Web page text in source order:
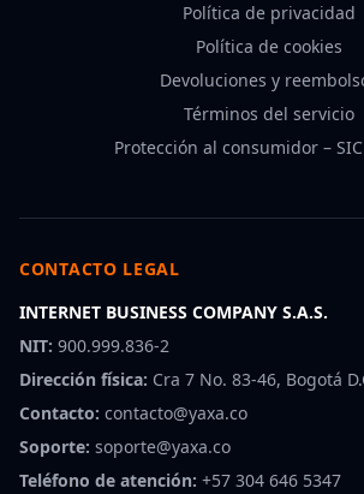
Política de privacidad
Política de cookies
Devoluciones y
Términos del servicio
Protección al consumidor –
CONTACTO LEGAL
INTERNET BUSINESS COMPANY S.A.S.
NIT: 900.999.836-2
Dirección física: Cra 7 No. 83-46, Bogotá
Contacto: contacto@yaxa.co
Soporte: soporte@yaxa.co
Teléfono de atención: +57 304 646 5347